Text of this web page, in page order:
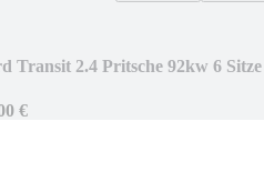
Transit 2.4 Pritsche 92kw 6 Sitze
€